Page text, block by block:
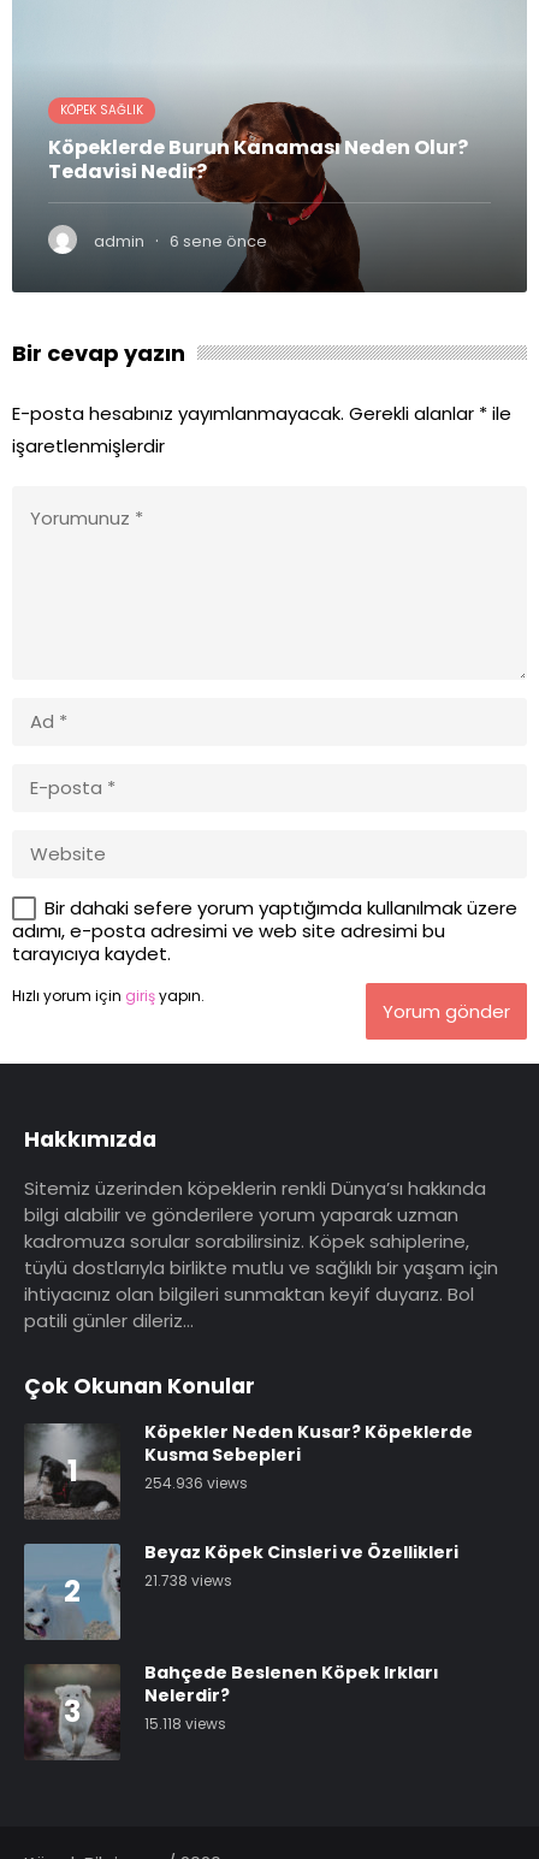
KÖPEK SAĞLIK
Köpeklerde Burun Kanaması Neden Olur?
Tedavisi Nedir?
admin · 6 sene önce
Bir cevap yazın
E-posta hesabınız yayımlanmayacak. Gerekli alanlar *ile
işaretlenmişlerdir
Bir dahaki sefere yorum yaptığımda kullanılmak üzere
adımı, e-posta adresimi ve web site adresimi bu
tarayıcıya kaydet.
Hızlı yorum için girişyapın.
Yorum gönder
Hakkımızda
Sitemiz üzerinden köpeklerin renkli Dünya’sı hakkında
bilgi alabilir ve gönderilere yorum yaparak uzman
kadromuza sorular sorabilirsiniz. Köpek sahiplerine,
tüylü dostlarıyla birlikte mutlu ve sağlıklı bir yaşam için
ihtiyacınız olan bilgileri sunmaktan keyif duyarız. Bol
patili günler dileriz…
Çok Okunan Konular
1
Köpekler Neden Kusar? Köpeklerde
Kusma Sebepleri
254.936 views
2
Beyaz Köpek Cinsleri ve Özellikleri
21.738 views
3
Bahçede Beslenen Köpek Irkları
Nelerdir?
15.118 views